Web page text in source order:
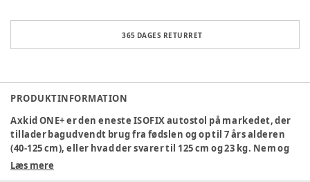
365 DAGES RETURRET
PRODUKTINFORMATION
Axkid ONE+ er den eneste ISOFIX autostol på markedet, der
tillader bagudvendt brug fra fødslen og op til 7 års alderen
(40-125 cm), eller hvad der svarer til 125 cm og 23 kg. Nem og
sikker installation på 30 sekunder. Den justerbare benplads
Læs mere